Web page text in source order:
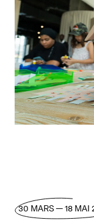
30 MARS — 18 MAI